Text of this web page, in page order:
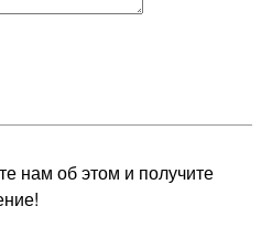
нам об этом и получите